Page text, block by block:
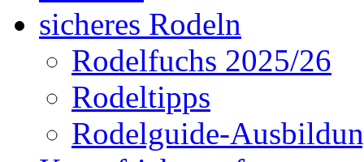
sicheres Rodeln
Rodelfuchs 2025/26
Rodeltipps
Rodelguide-